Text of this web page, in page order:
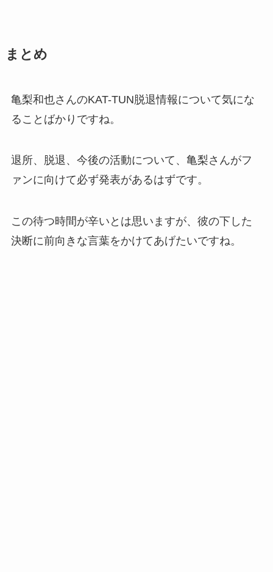
まとめ
亀梨和也さんのKAT-TUN脱退情報について気にな
ることばかりですね。
退所、脱退、今後の活動について、亀梨さんがフ
ァンに向けて必ず発表があるはずです。
この待つ時間が辛いとは思いますが、彼の下した
決断に前向きな言葉をかけてあげたいですね。